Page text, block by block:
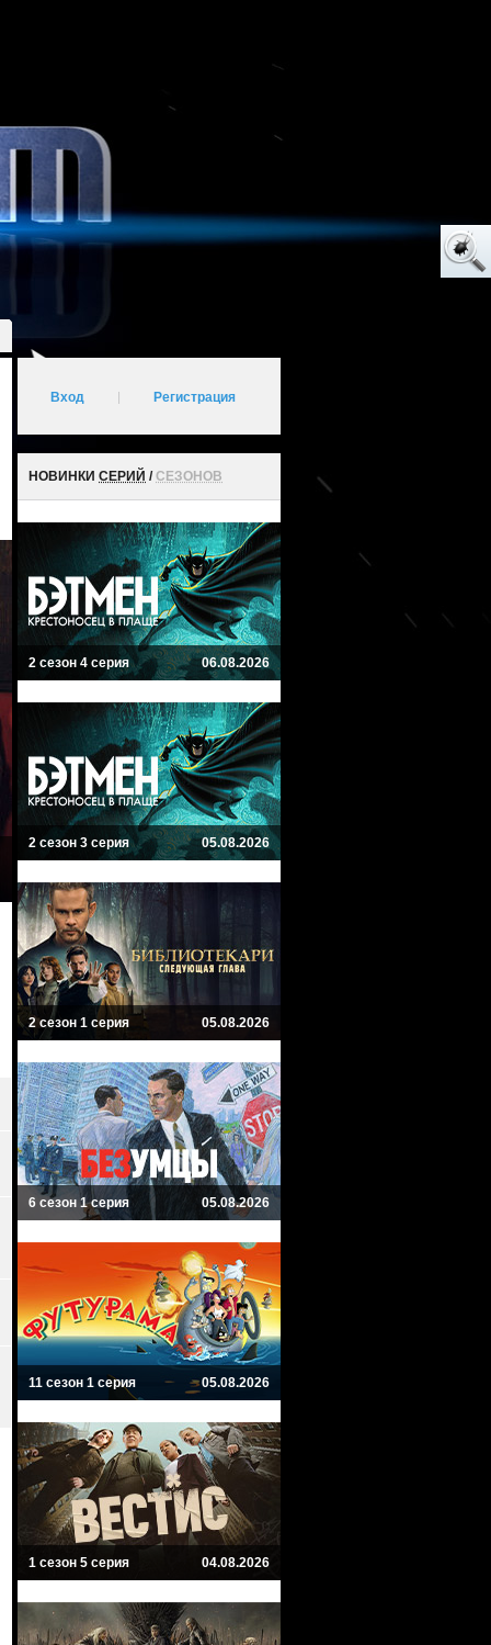
Вход Регистрация
НОВИНКИ СЕРИЙ /СЕЗОНОВ
2 сезон 4 серия 06.08.2026
2 сезон 3 серия 05.08.2026
2 сезон 1 серия 05.08.2026
6 сезон 1 серия 05.08.2026
11 сезон 1 серия 05.08.2026
1 сезон 5 серия 04.08.2026